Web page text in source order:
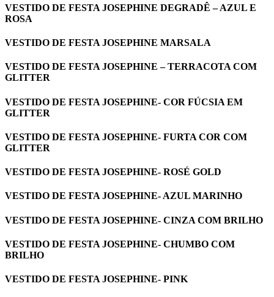
VESTIDO DE FESTA JOSEPHINE DEGRADÊ – AZUL E
ROSA
VESTIDO DE FESTA JOSEPHINE MARSALA
VESTIDO DE FESTA JOSEPHINE – TERRACOTA COM
GLITTER
VESTIDO DE FESTA JOSEPHINE- COR FÚCSIA EM
GLITTER
VESTIDO DE FESTA JOSEPHINE- FURTA COR COM
GLITTER
VESTIDO DE FESTA JOSEPHINE- ROSÉ GOLD
VESTIDO DE FESTA JOSEPHINE- AZUL MARINHO
VESTIDO DE FESTA JOSEPHINE- CINZA COM BRILHO
VESTIDO DE FESTA JOSEPHINE- CHUMBO COM
BRILHO
VESTIDO DE FESTA JOSEPHINE- PINK